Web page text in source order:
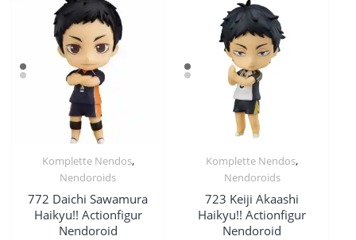
Komplette Nendos,
Nendoroids
772 Daichi Sawamura
Haikyu!! Actionfigur
Nendoroid
Komplette Nendos,
Nendoroids
723 Keiji Akaashi
Haikyu!! Actionfigur
Nendoroid